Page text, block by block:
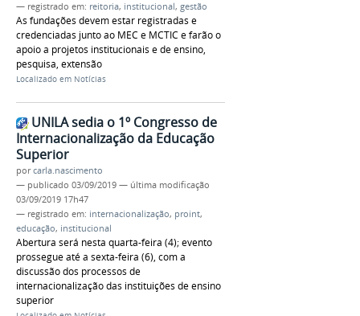
— registrado em: reitoria, institucional, gestão
As fundações devem estar registradas e
credenciadas junto ao MEC e MCTIC e farão o
apoio a projetos institucionais e de ensino,
pesquisa, extensão
Localizado em Notícias
UNILA sedia o 1º Congresso de
Internacionalização da Educação
Superior
porcarla.nascimento
— publicado 03/09/2019 — última modificação
03/09/2019 17h47
— registrado em: internacionalização, proint,
educação, institucional
Abertura será nesta quarta-feira (4); evento
prossegue até a sexta-feira (6), com a
discussão dos processos de
internacionalização das instituições de ensino
superior